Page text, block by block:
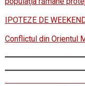
IPOTEZE DE
Conflictul din Orientul